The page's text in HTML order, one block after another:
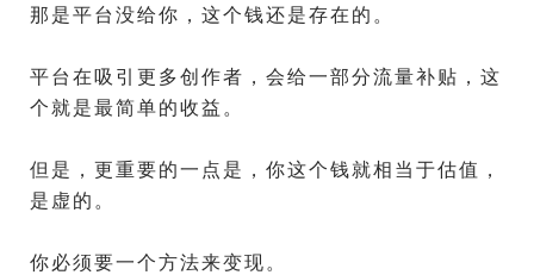
那是平台没给你，这个钱还是存在的。
平台在吸引更多创作者，会给一部分流量补贴，这
个就是最简单的收益。
但是，更重要的一点是，你这个钱就相当于估值，
是虚的。
你必须要一个方法来变现。